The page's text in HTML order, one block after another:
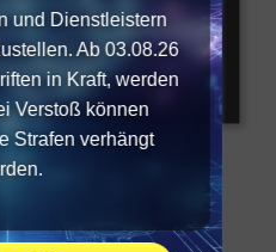
MIT ANDREA
und Dienstleistern
Ab 03.08.26
in Kraft, werden
Verstoß können
Strafen verhängt